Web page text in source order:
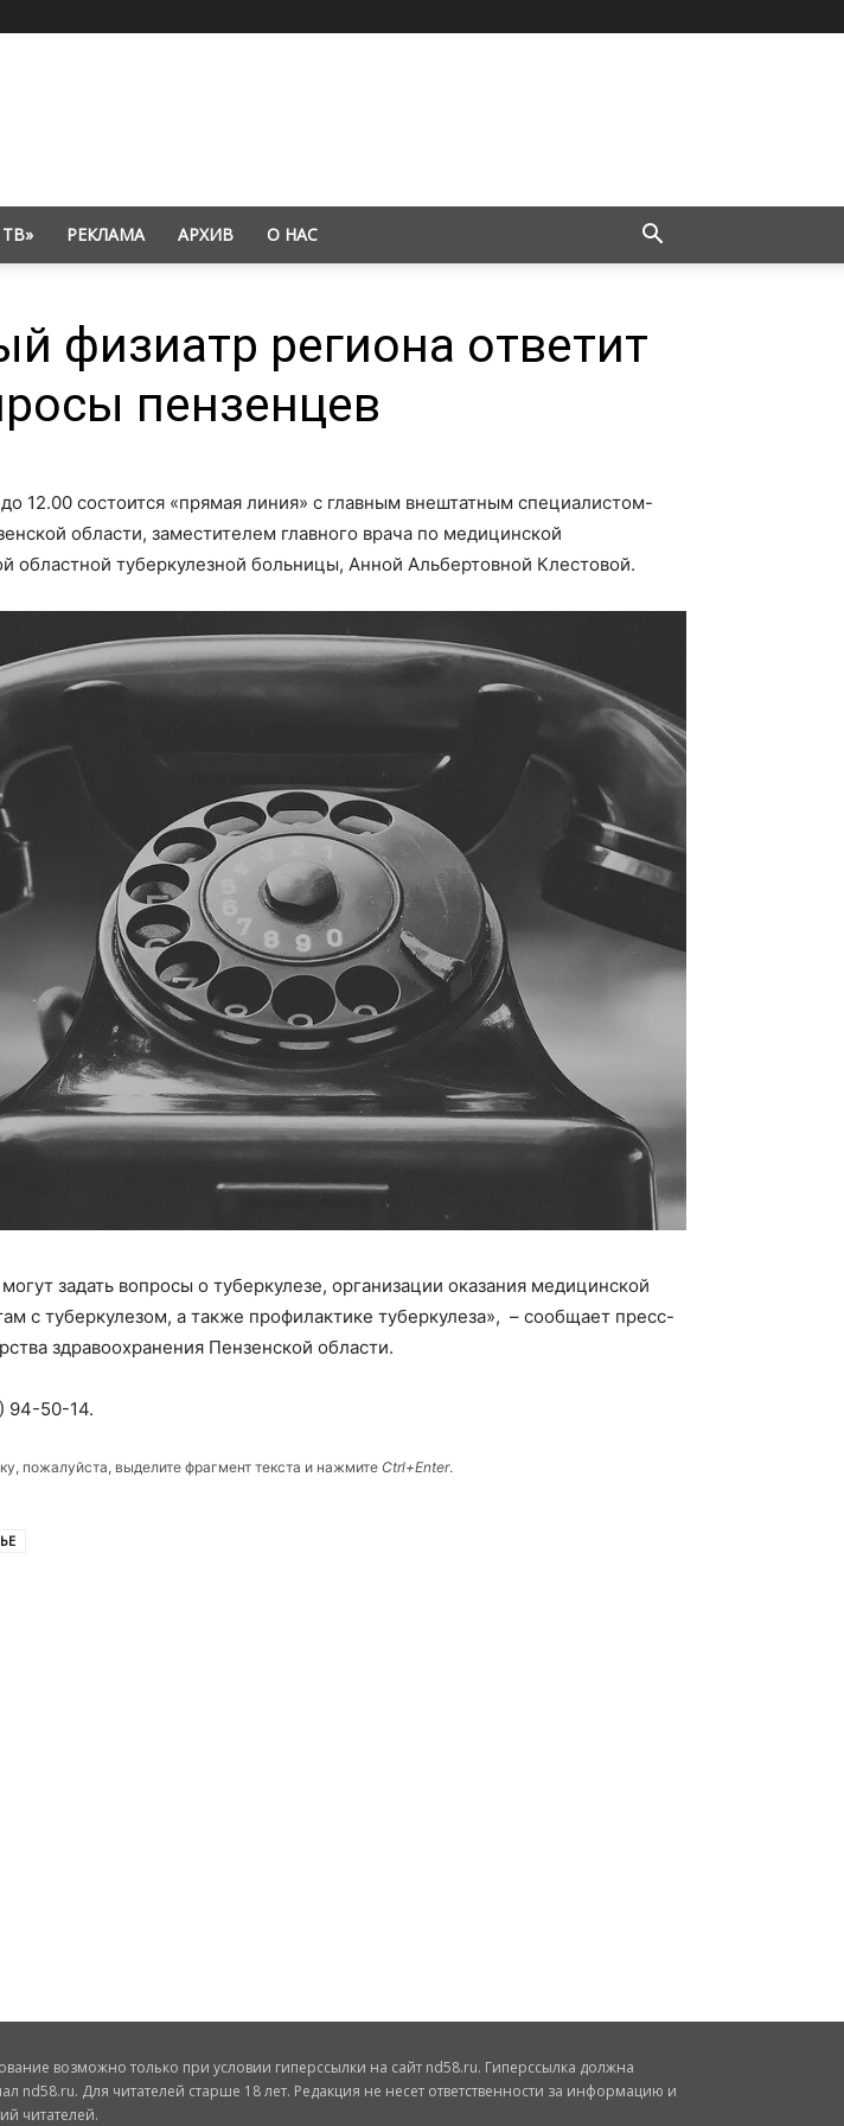
РЕКЛАМА АРХИВ О НАС
физиатр региона ответит
пензенцев
12.00 состоится «прямая линия» с главным внештатным специалистом-
области, заместителем главного врача по медицинской
областной туберкулезной больницы, Анной Альбертовной Клестовой.
задать вопросы о туберкулезе, организации оказания медицинской
с туберкулезом, а также профилактике туберкулеза», – сообщает пресс-
здравоохранения Пензенской области.
94-50-14.
пожалуйста, выделите фрагмент текста и нажмите Ctrl+Enter.
возможно только при условии гиперссылки на сайт nd58.ru. Гиперссылка должна
Для читателей старше 18 лет. Редакция не несет ответственности за информацию и
читателей.